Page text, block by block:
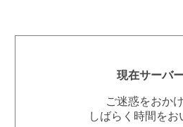
現在サーバ
ご迷惑をおか
しばらく時間を